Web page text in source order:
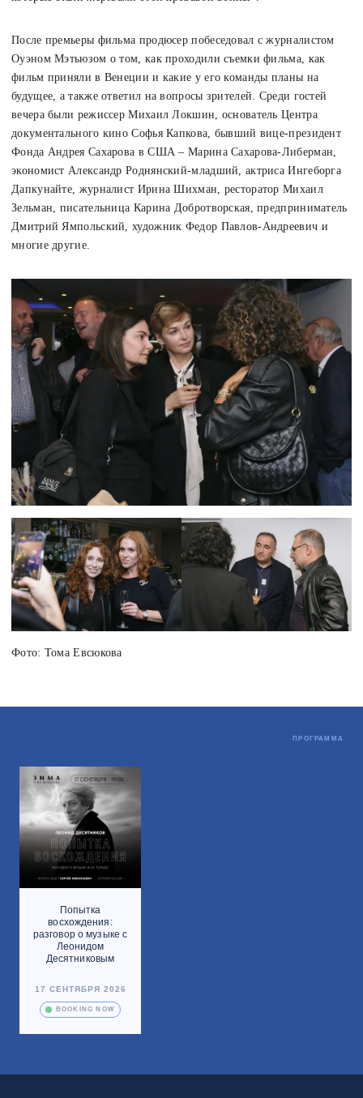
После премьеры фильма продюсер побеседовал с журналистом
Оуэном Мэтьюзом о том, как проходили съемки фильма, как
фильм приняли в Венеции и какие у его команды планы на
будущее, а также ответил на вопросы зрителей. Среди гостей
вечера были режиссер Михаил Локшин, основатель Центра
документального кино Софья Капкова, бывший вице-президент
Фонда Андрея Сахарова в США – Марина Сахарова-Либерман,
экономист Александр Роднянский-младший, актриса Ингеборга
Дапкунайте, журналист Ирина Шихман, ресторатор Михаил
Зельман, писательница Карина Добротворская, предприниматель
Дмитрий Ямпольский, художник Федор Павлов-Андреевич и
многие другие.
Фото: Тома Евсюкова
ПРОГРАММА
Попытка
восхождения:
разговор о музыке с
Леонидом
Десятниковым
17 СЕНТЯБРЯ 2026
BOOKING NOW